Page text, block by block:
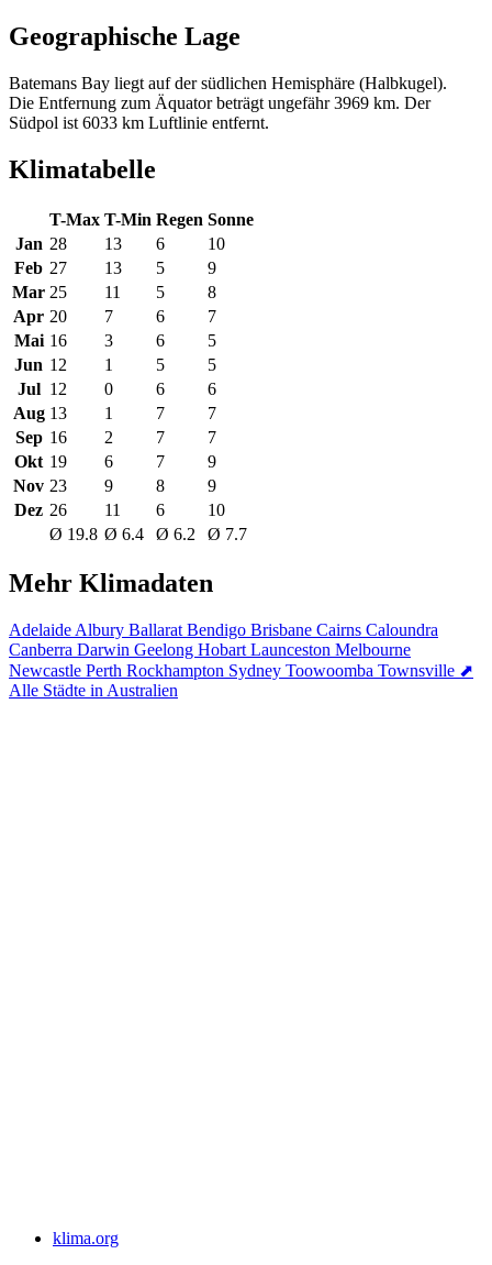
Geographische Lage
Batemans Bay liegt auf der südlichen Hemisphäre (Halbkugel).
Die Entfernung zum Äquator beträgt ungefähr 3969 km. Der
Südpol ist 6033 km Luftlinie entfernt.
Klimatabelle
T-Max T-Min Regen Sonne
Jan 28 13 6
10
Feb 27 13 5
9
Mar 25 11 5
8
Apr 20 7 6
7
Mai 16 3 6
5
Jun 12 1 5
5
Jul 12 0 6
6
Aug 13 1 7
7
Sep 16 2 7
7
Okt 19 6 7
9
Nov 23 9 8
9
Dez 26 11 6
10
Ø 19.8 Ø 6.4 Ø 6.2 Ø 7.7
Mehr Klimadaten
Adelaide Albury Ballarat Bendigo Brisbane Cairns Caloundra
Canberra Darwin Geelong Hobart Launceston Melbourne
Newcastle Perth Rockhampton Sydney Toowoomba Townsville ⬈
Alle Städte in Australien
klima.org